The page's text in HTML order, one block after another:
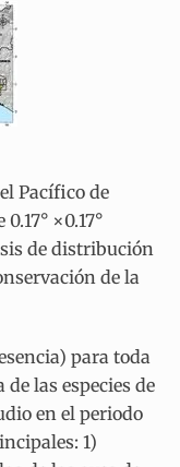
Pacífico de
×0.17°
de distribución
de la
para toda
las especies de
en el periodo
1)